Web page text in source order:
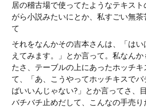
居の稽古場で使ってたようなテキス
がら小説みたいにとか、私すごい無茶
て
それをなんかその吉本さんは、「は
えてみます。」とか言って。私なん
たさ、テーブルの上にあったホッチキ
て、「あ、こうやってホッチキスで
ばいいんじゃない?」とか言ってさ、
バチバチ止めだして、こんなの手売り